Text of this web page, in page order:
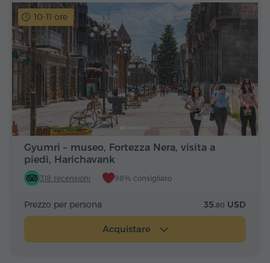
10-11 ore
Gyumri – museo, Fortezza Nera, visita a
piedi, Harichavank
318 recensioni 98% consigliato
Prezzo per persona 35.80 USD
Acquistare